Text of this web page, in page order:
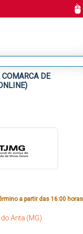
DE
a partir das 16:00
Anta (MG)